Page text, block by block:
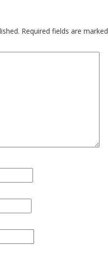
Required fields are marked